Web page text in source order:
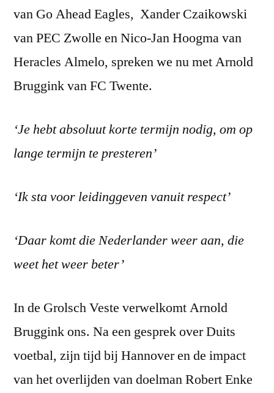
van Go Ahead Eagles, Xander Czaikowski
van PEC Zwolle en Nico-Jan Hoogma van
Heracles Almelo, spreken we nu met Arnold
Bruggink van FC Twente.
‘Je hebt absoluut korte termijn nodig, om op
lange termijn te presteren’
‘Ik sta voor leidinggeven vanuit respect’
‘Daar komt die Nederlander weer aan, die
weet het weer beter’
In de Grolsch Veste verwelkomt Arnold
Bruggink ons. Na een gesprek over Duits
voetbal, zijn tijd bij Hannover en de impact
van het overlijden van doelman Robert Enke